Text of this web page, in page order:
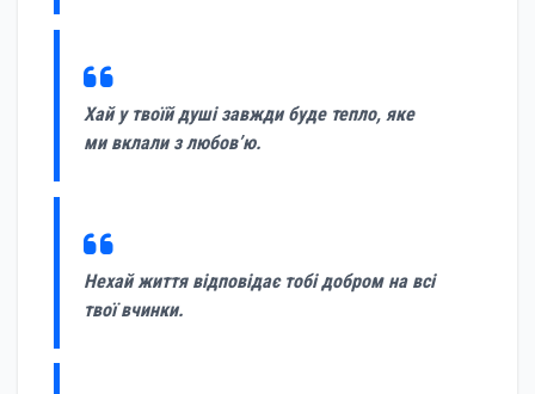
Хай у твоїй душі завжди буде тепло, яке
ми вклали з любов’ю.
Нехай життя відповідає тобі добром на всі
твої вчинки.